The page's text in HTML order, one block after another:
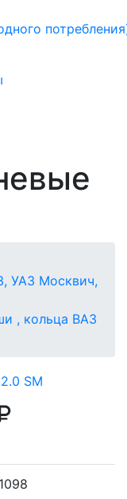
УАЗ Москвич,
, кольца ВАЗ